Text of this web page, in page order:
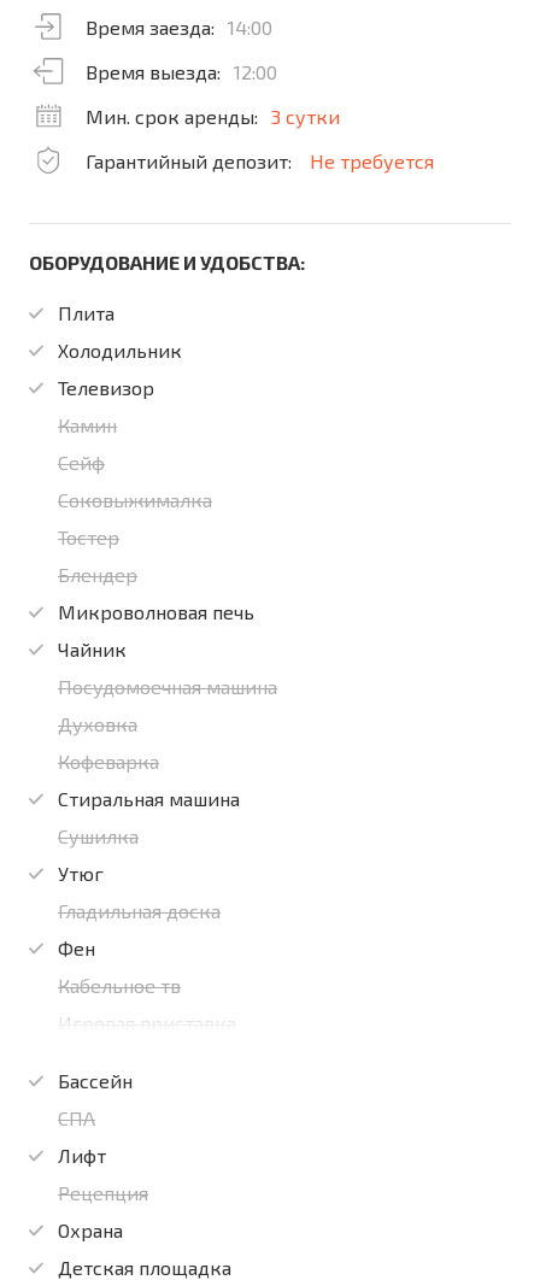
Время заезда:
14:00
Время выезда:
12:00
Мин. срок аренды:
3 сутки
Гарантийный депозит:
Не требуется
ОБОРУДОВАНИЕ И УДОБСТВА:
Плита
Холодильник
Телевизор
Камин
Сейф
Соковыжималка
Тостер
Блендер
Микроволновая печь
Чайник
Посудомоечная машина
Духовка
Кофеварка
Стиральная машина
Сушилка
Утюг
Гладильная доска
Фен
Кабельное тв
Игровая приставка
Бассейн
СПА
Лифт
Рецепция
Охрана
Детская площадка